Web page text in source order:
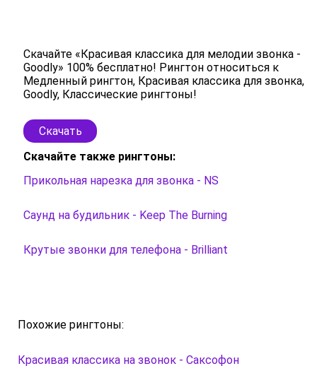
Скачайте «Красивая классика для мелодии звонка -
Goodly» 100% бесплатно! Рингтон относиться к
Медленный рингтон, Красивая классика для звонка,
Goodly, Классические рингтоны!
Скачать
Скачайте также рингтоны:
Прикольная нарезка для звонка - NS
Саунд на будильник - Keep The Burning
Крутые звонки для телефона - Brilliant
Похожие рингтоны:
Красивая классика на звонок - Саксофон